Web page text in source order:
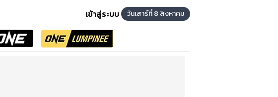
เข้าสู่ระบบ
วันเสาร์ที่ 8 สิงหาคม